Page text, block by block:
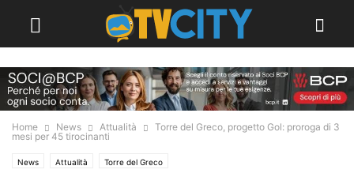
Home News Attualità
Torre del Greco, progetto Gol: proroga di 3
mesi per 45 tirocinanti
News Attualità Torre del Greco